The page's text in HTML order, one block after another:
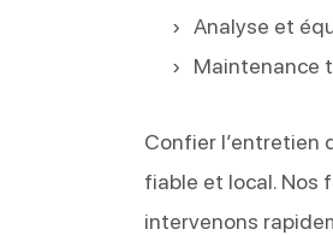
Analyse et
Maintenance
Confier l’entretien
fiable et local. Nos
intervenons